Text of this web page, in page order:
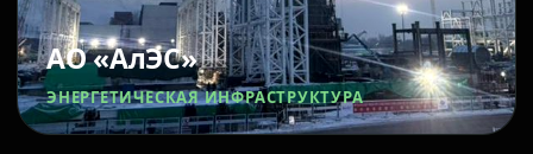
АО «АлЭС»
ЭНЕРГЕТИЧЕСКАЯ ИНФРАСТРУКТУРА